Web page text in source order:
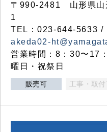
〒990-2481 山形県山
1
TEL：023-644-5633 /
akeda02-
営業時間：8：30〜17
曜日・祝祭日
販売可 工事・取付